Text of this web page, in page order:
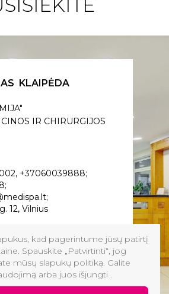
KLAIPĖDA
IR CHIRURGIJOS
, +37060039888;
;
;
12, Vilnius
kad pagerintume jūsų patirtį
Spauskite „Patvirtinti“, jog
mūsų slapukų politiką. Galite
arba juos išjungti .